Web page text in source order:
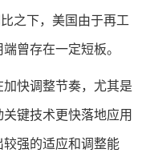
之下，美国由于再工
曾存在一定短板。
快调整节奏，尤其是
键技术更快落地应用
强的适应和调整能